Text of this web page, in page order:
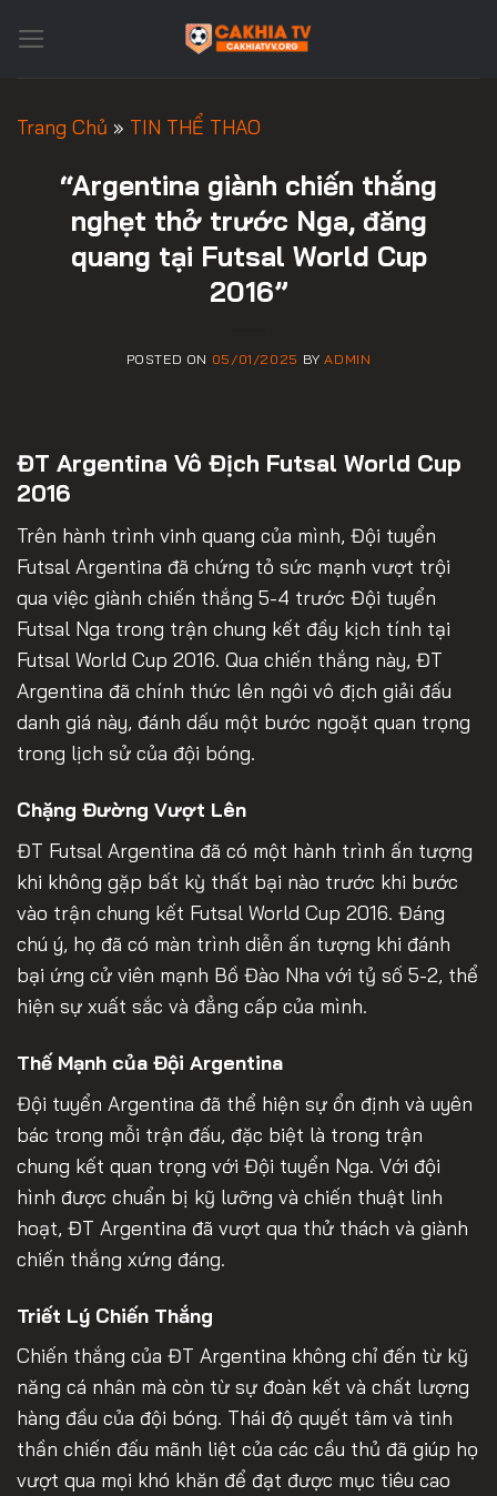
Trang Chủ » TIN THỂ THAO
“Argentina giành chiến thắng
nghẹt thở trước Nga, đăng
quang tại Futsal World Cup
2016”
POSTED ON 05/01/2025 BYADMIN
ĐT Argentina Vô Địch Futsal World Cup
2016
Trên hành trình vinh quang của mình, Đội tuyển
Futsal Argentina đã chứng tỏ sức mạnh vượt trội
qua việc giành chiến thắng 5-4 trước Đội tuyển
Futsal Nga trong trận chung kết đầy kịch tính tại
Futsal World Cup 2016. Qua chiến thắng này, ĐT
Argentina đã chính thức lên ngôi vô địch giải đấu
danh giá này, đánh dấu một bước ngoặt quan trọng
trong lịch sử của đội bóng.
Chặng Đường Vượt Lên
ĐT Futsal Argentina đã có một hành trình ấn tượng
khi không gặp bất kỳ thất bại nào trước khi bước
vào trận chung kết Futsal World Cup 2016. Đáng
chú ý, họ đã có màn trình diễn ấn tượng khi đánh
bại ứng cử viên mạnh Bồ Đào Nha với tỷ số 5-2, thể
hiện sự xuất sắc và đẳng cấp của mình.
Thế Mạnh của Đội Argentina
Đội tuyển Argentina đã thể hiện sự ổn định và uyên
bác trong mỗi trận đấu, đặc biệt là trong trận
chung kết quan trọng với Đội tuyển Nga. Với đội
hình được chuẩn bị kỹ lưỡng và chiến thuật linh
hoạt, ĐT Argentina đã vượt qua thử thách và giành
chiến thắng xứng đáng.
Triết Lý Chiến Thắng
Chiến thắng của ĐT Argentina không chỉ đến từ kỹ
năng cá nhân mà còn từ sự đoàn kết và chất lượng
hàng đầu của đội bóng. Thái độ quyết tâm và tinh
thần chiến đấu mãnh liệt của các cầu thủ đã giúp họ
vượt qua mọi khó khăn để đạt được mục tiêu cao